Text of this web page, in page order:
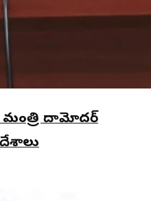
మంత్రి దామోదర్